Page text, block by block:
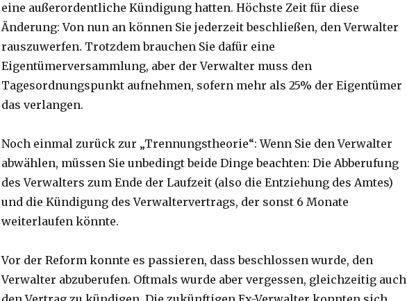
eine außerordentliche Kündigung hatten. Höchste Zeit für diese
Änderung: Von nun an können Sie jederzeit beschließen, den Verwalter
rauszuwerfen. Trotzdem brauchen Sie dafür eine
Eigentümerversammlung, aber der Verwalter muss den
Tagesordnungspunkt aufnehmen, sofern mehr als 25% der Eigentümer
das verlangen.
Noch einmal zurück zur „Trennungstheorie“: Wenn Sie den Verwalter
abwählen, müssen Sie unbedingt beide Dinge beachten: Die Abberufung
des Verwalters zum Ende der Laufzeit (also die Entziehung des Amtes)
und die Kündigung des Verwaltervertrags, der sonst 6 Monate
weiterlaufen könnte.
Vor der Reform konnte es passieren, dass beschlossen wurde, den
Verwalter abzuberufen. Oftmals wurde aber vergessen, gleichzeitig auch